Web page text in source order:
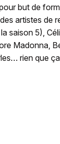
but de
artistes de
saison 5),
Madonna,
rien que